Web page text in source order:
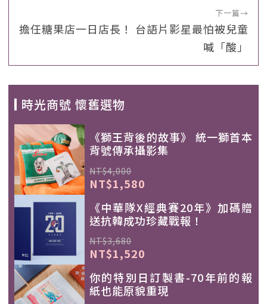
下一篇→
擔任糖果店一日店長！ 台語片影星最怕被兒童
喊「酸」
時光商號 懷舊選物
《獅王背後的故事》 統一獅首本
背號傳承攝影集
NT$4,000
NT$1,580
《中華隊X經典賽20年》加碼贈
送抗韓成功珍藏戰報！
NT$3,680
NT$1,520
你的特別日訂製書-70年前的報
紙也能原貌重現